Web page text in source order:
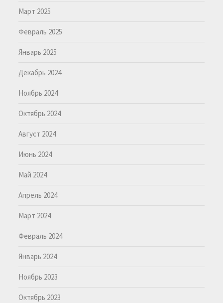
Март 2025
Февраль 2025
Январь 2025
Декабрь 2024
Ноябрь 2024
Октябрь 2024
Август 2024
Июнь 2024
Май 2024
Апрель 2024
Март 2024
Февраль 2024
Январь 2024
Ноябрь 2023
Октябрь 2023